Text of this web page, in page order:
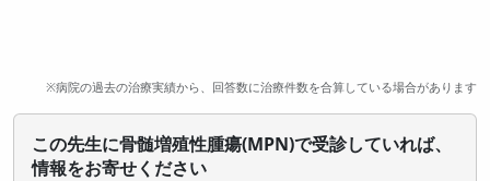
※病院の過去の治療実績から、回答数に治療件数を合算している場合があります
この先生に骨髄増殖性腫瘍(MPN)で受診していれば、
情報をお寄せください